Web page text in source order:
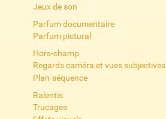
Jeux de son
Parfum documentaire
Parfum pictural
Hors-champ
Regards caméra et vues subjectives
Plan-séquence
Ralentis
Trucages